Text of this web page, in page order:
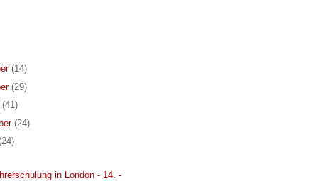
(14)
(29)
(41)
(24)
in London - 14. -